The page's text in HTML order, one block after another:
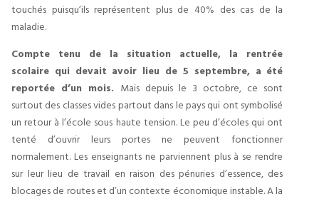
touchés puisqu’ils représentent plus de 40% des cas de la
maladie.
Compte tenu de la situation actuelle, la rentrée
scolaire qui devait avoir lieu de 5 septembre, a été
reportée d’un mois. Mais depuis le 3 octobre, ce sont
surtout des classes vides partout dans le pays qui ont symbolisé
un retour à l’école sous haute tension. Le peu d’écoles qui ont
tenté d’ouvrir leurs portes ne peuvent fonctionner
normalement. Les enseignants ne parviennent plus à se rendre
sur leur lieu de travail en raison des pénuries d’essence, des
blocages de routes et d’un contexte économique instable. A la